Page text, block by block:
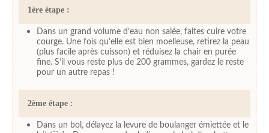
1ère étape :
Dans un grand volume d’eau non salée, faites cuire votre
courge. Une fois qu’elle est bien moelleuse, retirez la peau
(plus facile après cuisson) et réduisez la chair en purée
fine. S’il vous reste plus de 200 grammes, gardez le reste
pour un autre repas !
2ème étape :
Dans un bol, délayez la levure de boulanger émiettée et le